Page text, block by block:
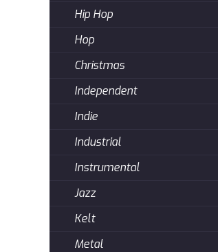
Hip Hop
Hop
Christmas
Independent
Indie
Industrial
Instrumental
Jazz
Kelt
Metal